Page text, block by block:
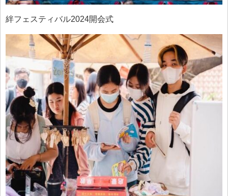
絆フェスティバル2024開会式